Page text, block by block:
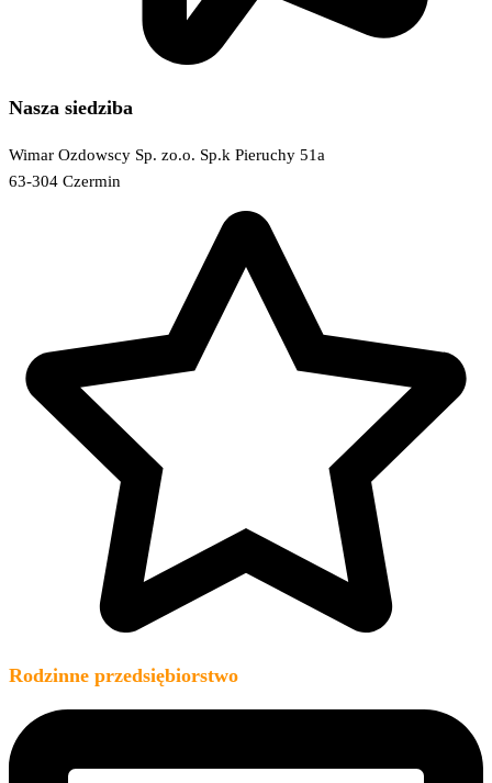
Nasza siedziba
Wimar Ozdowscy Sp. zo.o. Sp.k Pieruchy 51a
63-304 Czermin
Rodzinne przedsiębiorstwo